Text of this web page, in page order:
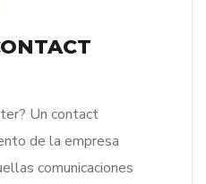
Un contact
de la empresa
comunicaciones